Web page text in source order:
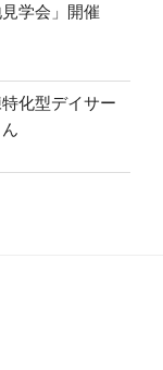
見学会」開催
化型デイサー